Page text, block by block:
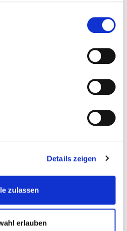
Details zeigen
zulassen
erlauben
Werkzeugeinlage -...